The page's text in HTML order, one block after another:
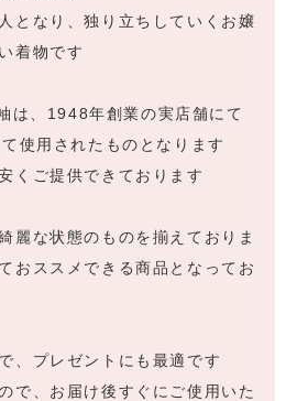
となり、独り立ちしていくお嬢
着物です
は、1948年創業の実店舗にて
使用されたものとなります
くご提供できております
麗な状態のものを揃えておりま
おススメできる商品となってお
、プレゼントにも最適です
で、お届け後すぐにご使用いた